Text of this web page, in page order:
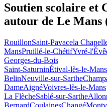
Soutien scolaire et
autour de Le Mans
RouillonSaint-Pavacela
MansPruillé-le-ChétifYvré-
Georges-du-Bois
Saint-SaturninÉtival-lès-le-Mans
BelinNeuville-sur-Sarthe
DameAignéVoivres-lès-le-Mans
La FlècheSablé-sur-Sarthe
BernardCoulainesChangé